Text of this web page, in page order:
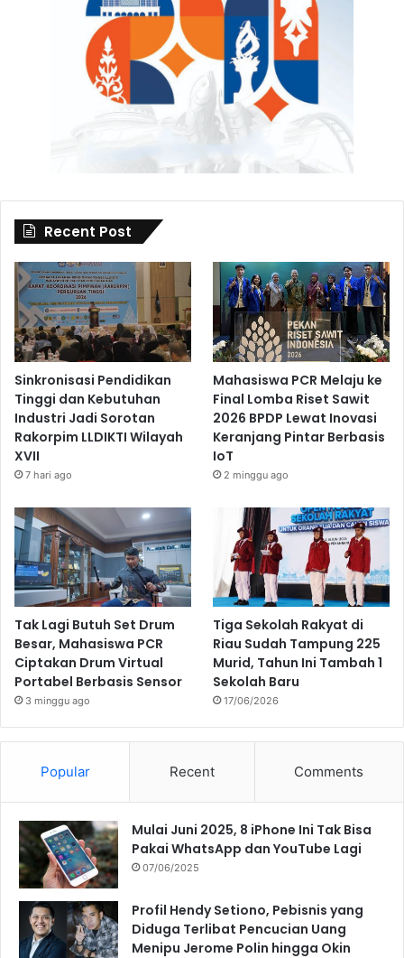
Recent Post
Sinkronisasi Pendidikan
Tinggi dan Kebutuhan
Industri Jadi Sorotan
Rakorpim LLDIKTI Wilayah
XVII
7 hari ago
Mahasiswa PCR Melaju ke
Final Lomba Riset Sawit
2026 BPDP Lewat Inovasi
Keranjang Pintar Berbasis
IoT
2 minggu ago
Tak Lagi Butuh Set Drum
Besar, Mahasiswa PCR
Ciptakan Drum Virtual
Portabel Berbasis Sensor
3 minggu ago
Tiga Sekolah Rakyat di
Riau Sudah Tampung 225
Murid, Tahun Ini Tambah 1
Sekolah Baru
17/06/2026
Popular Recent Comments
Mulai Juni 2025, 8 iPhone Ini Tak Bisa
Pakai WhatsApp dan YouTube Lagi
07/06/2025
Profil Hendy Setiono, Pebisnis yang
Diduga Terlibat Pencucian Uang
Menipu Jerome Polin hingga Okin